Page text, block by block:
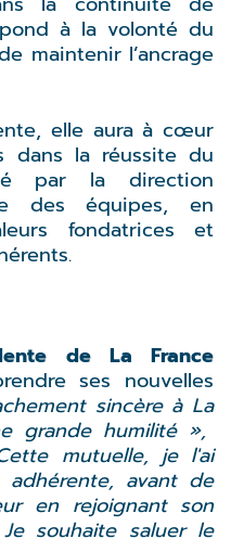
à la volonté du
maintenir l’ancrage
elle aura à cœur
dans la réussite du
par la direction
des équipes, en
fondatrices et
de La France
ses nouvelles
sincère à La
grande humilité »,
mutuelle, je l'ai
avant de
en rejoignant son
souhaite saluer le